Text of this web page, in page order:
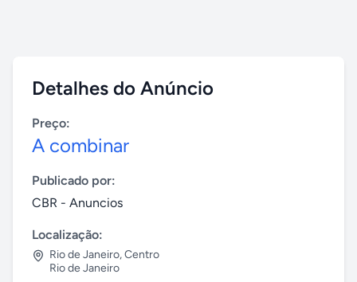
Detalhes do Anúncio
Preço:
A combinar
Publicado por:
CBR - Anuncios
Localização:
Rio de Janeiro,Centro
Rio de Janeiro